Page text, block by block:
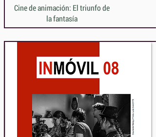
Cine de animación: El triunfo de
la fantasía